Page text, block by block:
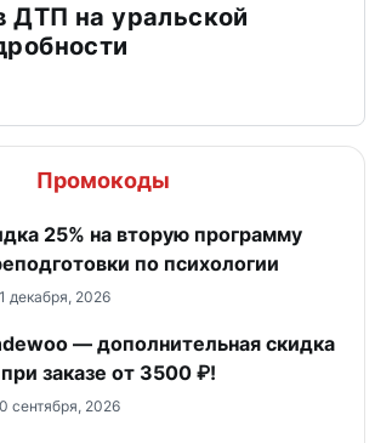
ДТП на уральской
Промокоды
25% на вторую программу
по психологии
декабря, 2026
— дополнительная скидка
заказе от 3500 ₽!
сентября, 2026